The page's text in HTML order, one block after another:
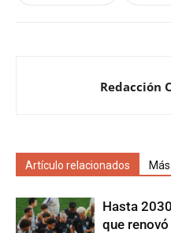
Redacción
Artículo relacionados
Hasta
que